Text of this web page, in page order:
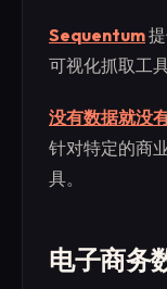
Sequentum
可视化抓取工
没有数据就没
针对特定的商
具。
电子商务